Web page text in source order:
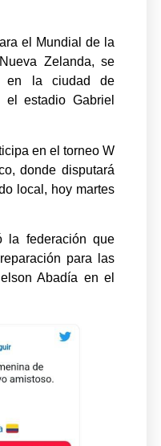
el Mundial de la
Zelanda, se
en la ciudad de
el estadio Gabriel
en el torneo W
donde disputará
local, hoy martes
la federación que
para las
Abadía en el